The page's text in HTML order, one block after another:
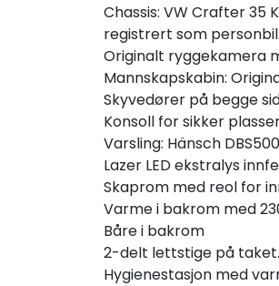
Chassis: VW Crafter
registrert som personbil.
Originalt ryggekamera
Mannskapskabin:
Skyvedører på begge
Konsoll for sikker
Varsling: Hänsch
Lazer LED ekstralys
Skaprom med reol for
Varme i bakrom med
Båre i bakrom
2-delt lettstige på taket.
Hygienestasjon med